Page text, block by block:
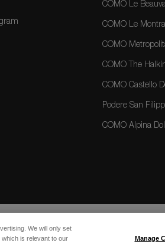
COMO Le
COMO Le
COMO
COMO The
COMO Castello
Podere San
COMO Alpina
We will only set
is relevant to our
Manage